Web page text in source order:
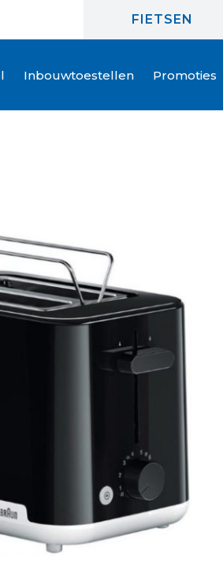
FIETSEN
Inbouwtoestellen Promoties